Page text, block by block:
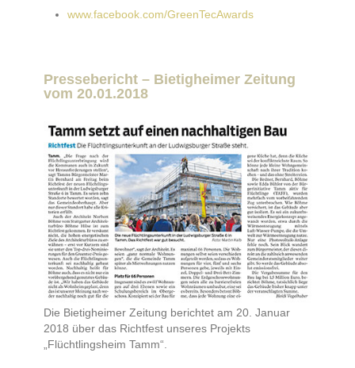
www.facebook.com/GreenTecAwards
Pressebericht – Bietigheimer Zeitung
vom 20.01.2018
Die Bietigheimer Zeitung berichtet am 20. Januar
2018 über das Richtfest unseres Projekts
„Flüchtlingsheim Tamm“.